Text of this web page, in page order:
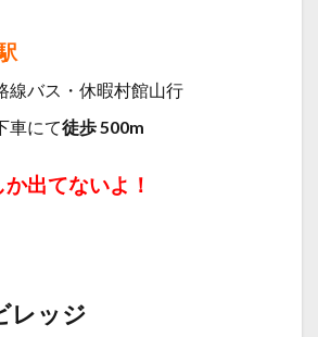
線バス・休暇村館山行
車にて徒歩 500m
出てないよ！
レッジ